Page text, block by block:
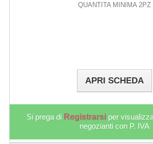
QUANTITA MINIMA 2PZ
APRI SCHEDA
Si prega di Registrarsi per
negozianti con P. IVA